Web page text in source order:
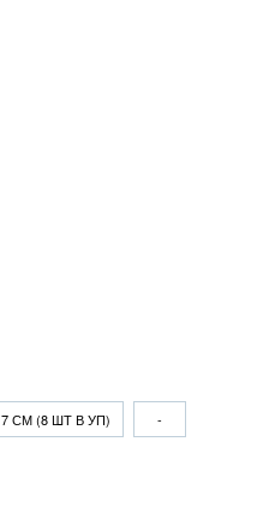
7 СМ (8 ШТ В УП) -